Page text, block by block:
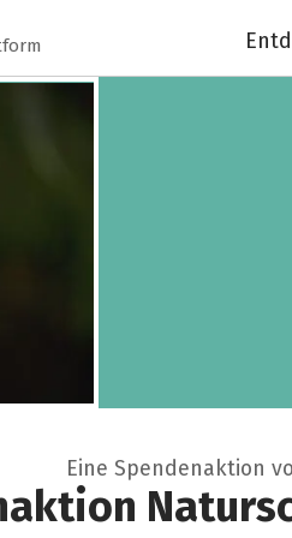
Eine Spendenaktion